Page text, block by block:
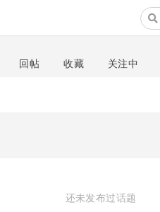
回帖 收藏 关注中
还未发布过话题